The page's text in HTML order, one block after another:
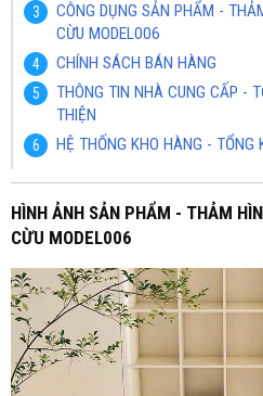
CÔNG DỤNG SẢN PHẨM -
CỪU MODEL006
CHÍNH SÁCH BÁN HÀNG
THÔNG TIN NHÀ CUNG CẤP -
THIỆN
HỆ THỐNG KHO HÀNG - TỔNG
HÌNH ẢNH SẢN PHẨM - THẢM
CỪU MODEL006